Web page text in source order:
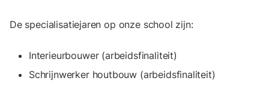
De specialisatiejaren op onze school zijn:
Interieurbouwer (arbeidsfinaliteit)
Schrijnwerker houtbouw (arbeidsfinaliteit)